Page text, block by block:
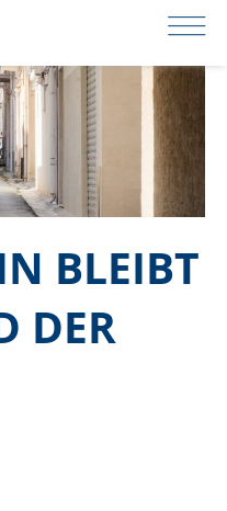
BLEIBT
DER